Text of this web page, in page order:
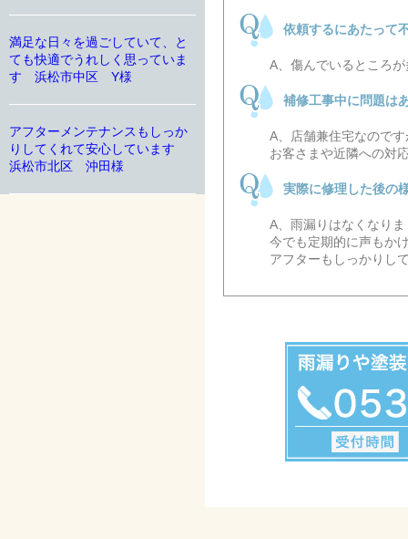
依頼するにあたって
A、傷んでいるところ
補修工事中に問題は
A、店舗兼住宅なので
お客さまや近隣への対
実際に修理した後の
A、雨漏りはなくなり
今でも定期的に声もか
アフターもしっかりし
満足な日々を過ごしていて、と
ても快適でうれしく思っていま
す 浜松市中区 Y様
アフターメンテナンスもしっか
りしてくれて安心しています
浜松市北区 沖田様